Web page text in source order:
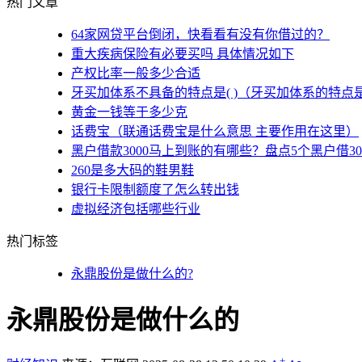
64家网贷平台倒闭，快看看有没有你借过的？
重大疾病保险有必要买吗 具体情况如下
产权比率一般多少合适
牙买加体系不具备的特点是( )（牙买加体系的特点
黄金一钱等于多少克
话费宝（联通话费宝是什么意思 主要作用在这里）
黑户借款3000马上到账的有哪些？盘点5个黑户借
260是多大码的鞋男鞋
银行卡限制额度了怎么转出钱
虚拟经济包括哪些行业
热门标签
永鼎股份是做什么的?
永鼎股份是做什么的